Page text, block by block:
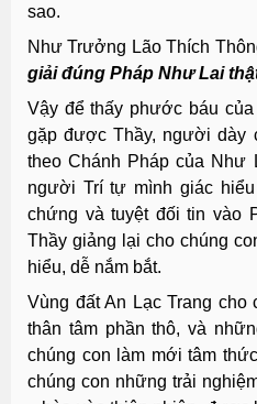
sao.
Như Trưởng Lão Thích
giải đúng Pháp Như Lai
Vậy để thấy phước báu
gặp được Thầy, người dày
theo Chánh Pháp của Như
người Trí tự mình giác
chứng và tuyệt đối tin vào
Thầy giảng lại cho chúng
hiểu, dễ nắm bắt.
Vùng đất An Lạc Trang
thân tâm phần thô, và
chúng con làm mới tâm
chúng con những trải